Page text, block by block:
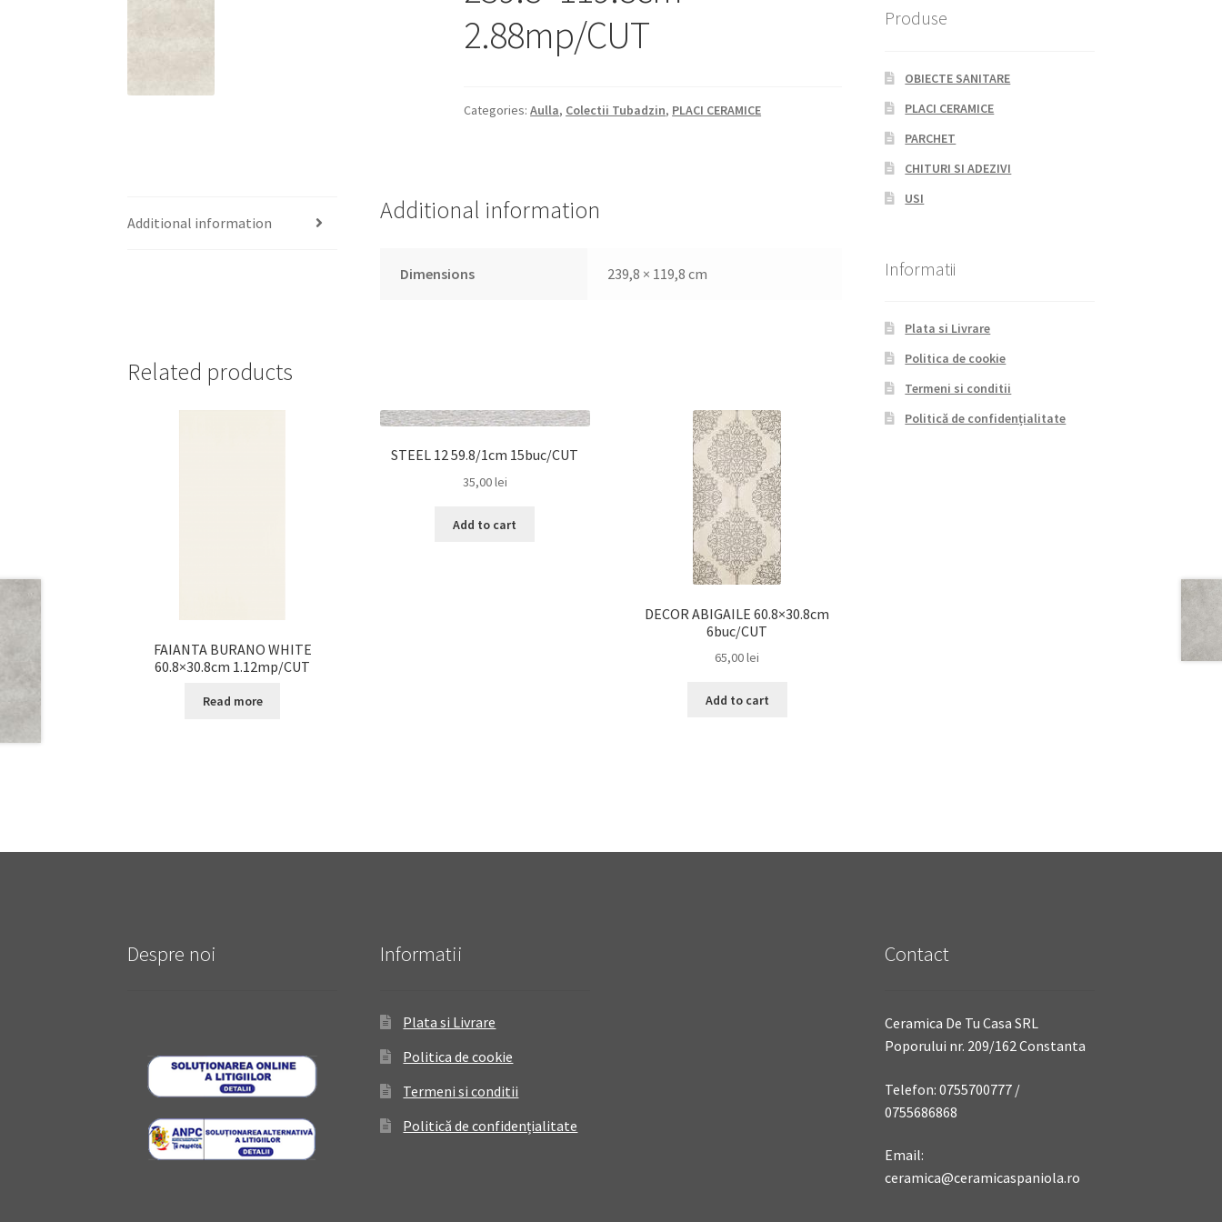
2.88mp/CUT
Categories:Aulla, Colectii Tubadzin, PLACI CERAMICE
Additional information Additional information
Dimensions 239,8 × 119,8 cm
Related products
FAIANTA BURANO WHITE
60.8×30.8cm 1.12mp/CUT
Read more
STEEL 12 59.8/1cm 15buc/CUT
35,00lei
Add to cart
DECOR ABIGAILE 60.8×30.8cm
6buc/CUT
65,00lei
Add to cart
Produse
OBIECTE SANITARE
PLACI CERAMICE
PARCHET
CHITURI SI ADEZIVI
USI
Informatii
Plata si Livrare
Politica de cookie
Termeni si conditii
Politică de confidențialitate
Despre noi Informatii
Plata si Livrare
Politica de cookie
Termeni si conditii
Politică de confidențialitate
Contact
Ceramica De Tu Casa SRL
Poporului nr. 209/162 Constanta
Telefon: 0755700777 /
0755686868
Email:
ceramica@ceramicaspaniola.ro